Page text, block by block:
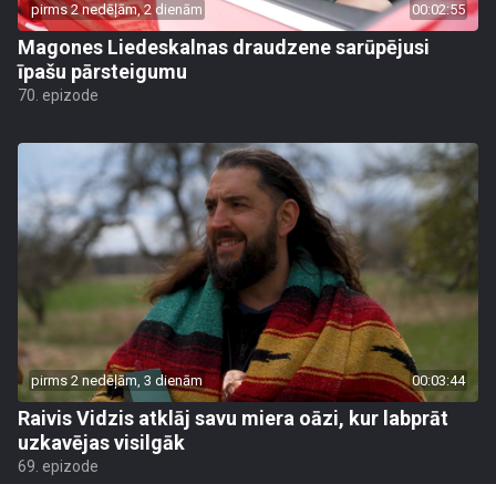
pirms 2 nedēļām, 2 dienām 00:02:55
Magones Liedeskalnas draudzene sarūpējusi
īpašu pārsteigumu
70. epizode
pirms 2 nedēļām, 3 dienām 00:03:44
Raivis Vidzis atklāj savu miera oāzi, kur labprāt
uzkavējas visilgāk
69. epizode